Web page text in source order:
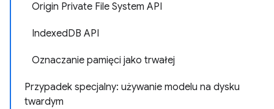
Origin Private File System API
IndexedDB API
Oznaczanie pamięci jako trwałej
Przypadek specjalny: używanie modelu na dysku
twardym